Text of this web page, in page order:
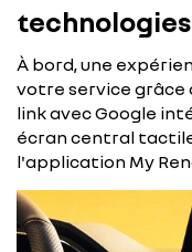
À bord, une
votre service grâce
link avec Google
écran central tactile
l'application My